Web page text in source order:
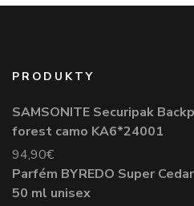
PRODUKTY
SAMSONITE Securipak
forest camo KA6*24001
94,90€
Parfém BYREDO Super
50 ml unisex